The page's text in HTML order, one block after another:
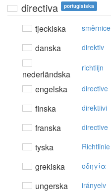
directiva portugisiska
tjeckiska směrnice
danska direktiv
nederländska
richtlijn
engelska directive
finska direktiivi
franska directive
tyska Richtlinie
grekiska oδηγία
ungerska irányelv